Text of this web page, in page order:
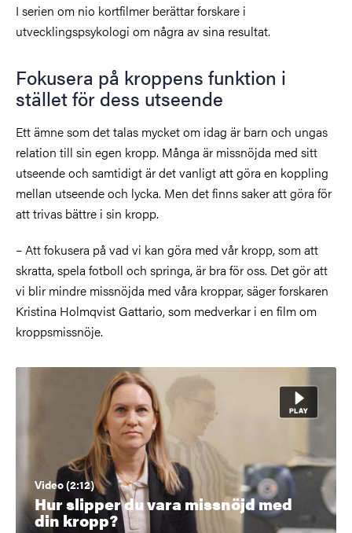
I serien om nio kortfilmer berättar forskare i
utvecklingspsykologi om några av sina resultat.
Fokusera på kroppens funktion i
stället för dess utseende
Ett ämne som det talas mycket om idag är barn och ungas
relation till sin egen kropp. Många är missnöjda med sitt
utseende och samtidigt är det vanligt att göra en koppling
mellan utseende och lycka. Men det finns saker att göra för
att trivas bättre i sin kropp.
– Att fokusera på vad vi kan göra med vår kropp, som att
skratta, spela fotboll och springa, är bra för oss. Det gör att
vi blir mindre missnöjda med våra kroppar, säger forskaren
Kristina Holmqvist Gattario, som medverkar i en film om
kroppsmissnöje.
Video (2:12)
Hur slipper du vara missnöjd med
din kropp?